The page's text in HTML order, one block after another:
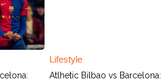
Lifestyle
Atlhetic Bilbao vs Barcelona: